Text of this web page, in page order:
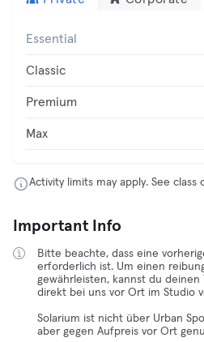
Essential
Classic
Premium
Max
Activity limits may apply. See
Important Info
Bitte beachte, dass eine
erforderlich ist. Um einen
gewährleisten, kannst du
direkt bei uns vor Ort im Studio
Solarium ist nicht über Urban
aber gegen Aufpreis vor Ort